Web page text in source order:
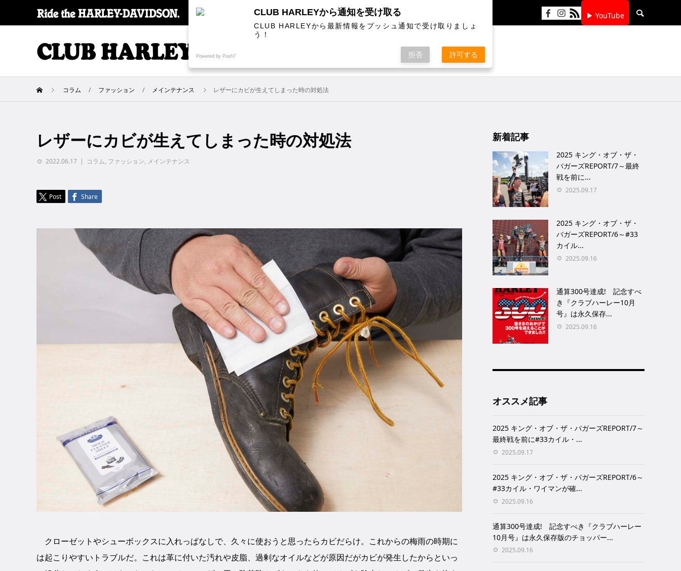
▶ YouTube
SPECIALCOLUMN
コラム ファッション メインテナンス レザーにカビが生えてしまった時の対処法
レザーにカビが生えてしまった時の対処法
2022.06.17 コラム, ファッション, メインテナンス
Post Share
クローゼットやシューボックスに入れっぱなしで、久々に使おうと思ったらカビだらけ。これからの梅雨の時期に
は起こりやすいトラブルだ。これは革に付いた汚れや皮脂、過剰なオイルなどが原因だがカビが発生したからといっ
新着記事
2025 キング・オブ・ザ・
バガーズREPORT/7～最終
戦を前に...
2025.09.17
2025 キング・オブ・ザ・
バガーズREPORT/6～#33
カイル...
2025.09.16
通算300号達成! 記念すべ
き『クラブハーレー10月
号』は永久保存...
2025.09.16
オススメ記事
2025 キング・オブ・ザ・バガーズREPORT/7～
最終戦を前に#33カイル・...
2025.09.17
2025 キング・オブ・ザ・バガーズREPORT/6～
#33カイル・ワイマンが確...
2025.09.16
通算300号達成! 記念すべき『クラブハーレー
10月号』は永久保存版のチョッパー...
2025.09.16
CLUB HARLEYから通知を受け取る
CLUB HARLEYから最新情報をプッシュ通知で受け取りましょ
う！
Powered by Push7 拒否 許可する